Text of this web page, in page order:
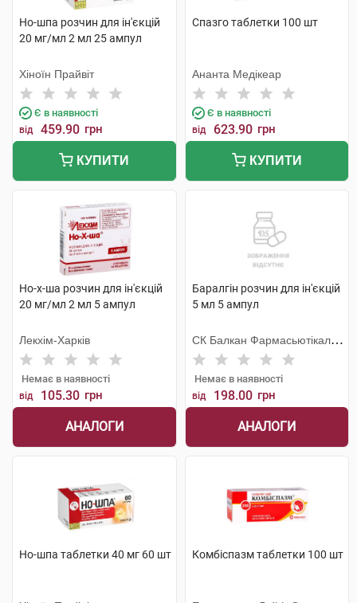
Но-шпа розчин для ін'єкцій
20 мг/мл 2 мл 25 ампул
Хіноїн Прайвіт
Є в наявності
від 459.90 грн
КУПИТИ
Спазго таблетки 100 шт
Ананта Медікеар
Є в наявності
від 623.90 грн
КУПИТИ
Но-х-ша розчин для ін'єкцій
20 мг/мл 2 мл 5 ампул
Лекхім-Харків
Немає в наявності
від 105.30 грн
АНАЛОГИ
Баралгін розчин для ін'єкцій
5 мл 5 ампул
СК Балкан Фармасьютікалс
СРЛ
Немає в наявності
від 198.00 грн
АНАЛОГИ
Но-шпа таблетки 40 мг 60 шт Комбіспазм таблетки 100 шт